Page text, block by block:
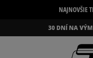
NAJNOVŠIE
30 DNÍ NA